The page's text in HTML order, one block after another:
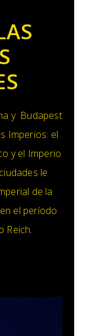
y Budapest
Imperios: el
y el Imperio
le
de la
el período
Reich.